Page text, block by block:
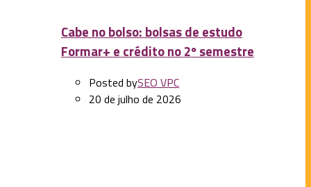
Cabe no bolso: bolsas de estudo
Formar+ e crédito no 2º semestre
Posted bySEO VPC
20 de julho de 2026